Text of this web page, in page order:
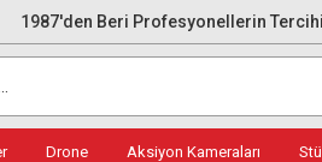
1987'den Beri Profesyonellerin Tercihi
Drone Aksiyon Kameraları